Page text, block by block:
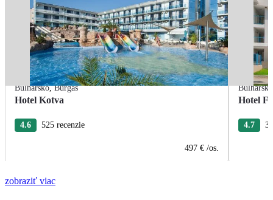
Bulharsko,Burgas
Hotel Kotva
4.6 525 recenzie
497 € /os.
Bulharsko
Hotel
4.7
zobraziť viac